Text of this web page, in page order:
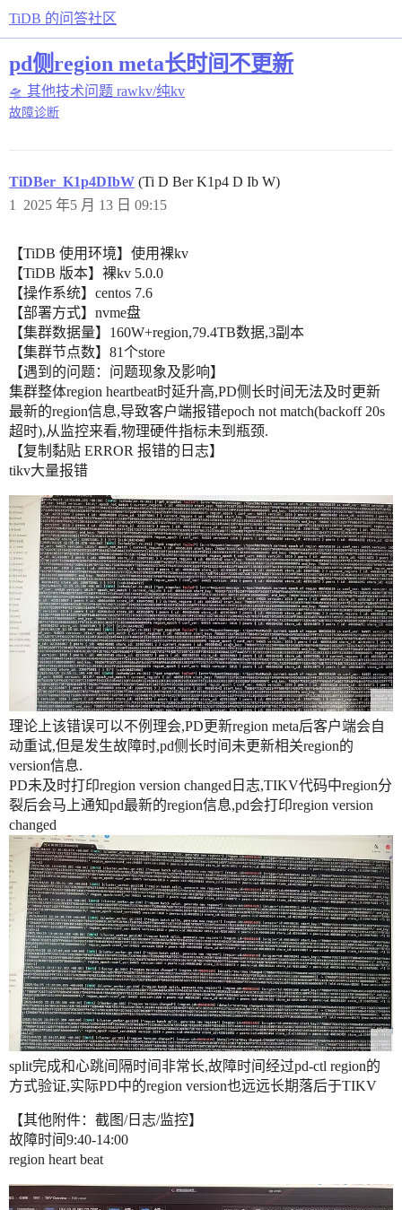
TiDB 的问答社区
pd侧region meta长时间不更新
🛸 其他技术问题 rawkv/纯kv
故障诊断
TiDBer_K1p4DIbW (Ti D Ber K1p4 D Ib W)
2025 年5 月 13 日 09:15
1
【TiDB 使用环境】使用裸kv
【TiDB 版本】裸kv 5.0.0
【操作系统】centos 7.6
【部署方式】nvme盘
【集群数据量】160W+region,79.4TB数据,3副本
【集群节点数】81个store
【遇到的问题：问题现象及影响】
集群整体region heartbeat时延升高,PD侧长时间无法及时更新
最新的region信息,导致客户端报错epoch not match(backoff 20s
超时),从监控来看,物理硬件指标未到瓶颈.
【复制黏贴 ERROR 报错的日志】
tikv大量报错
理论上该错误可以不例理会,PD更新region meta后客户端会自
动重试,但是发生故障时,pd侧长时间未更新相关region的
version信息.
PD未及时打印region version changed日志,TIKV代码中region分
裂后会马上通知pd最新的region信息,pd会打印region version
changed
split完成和心跳间隔时间非常长,故障时间经过pd-ctl region的
方式验证,实际PD中的region version也远远长期落后于TIKV
【其他附件：截图/日志/监控】
故障时间9:40-14:00
region heart beat